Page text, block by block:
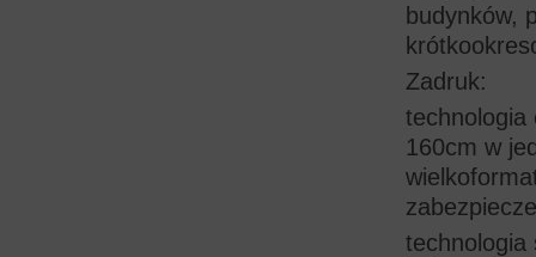
budynków,
Zadruk:
technologia
160cm w
technologia